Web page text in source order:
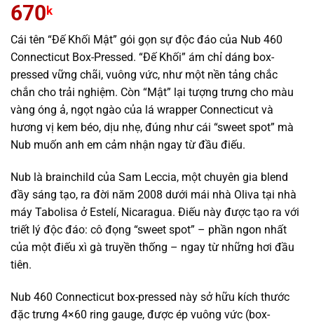
670 k
Cái tên “Đế Khối Mật” gói gọn sự độc đáo của Nub 460
Connecticut Box-Pressed. “Đế Khối” ám chỉ dáng box-
pressed vững chãi, vuông vức, như một nền tảng chắc
chắn cho trải nghiệm. Còn “Mật” lại tượng trưng cho màu
vàng óng ả, ngọt ngào của lá wrapper Connecticut và
hương vị kem béo, dịu nhẹ, đúng như cái “sweet spot” mà
Nub muốn anh em cảm nhận ngay từ đầu điếu.
Nub là brainchild của Sam Leccia, một chuyên gia blend
đầy sáng tạo, ra đời năm 2008 dưới mái nhà Oliva tại nhà
máy Tabolisa ở Estelí, Nicaragua. Điếu này được tạo ra với
triết lý độc đáo: cô đọng “sweet spot” – phần ngon nhất
của một điếu xì gà truyền thống – ngay từ những hơi đầu
tiên.
Nub 460 Connecticut box-pressed này sở hữu kích thước
đặc trưng 4×60 ring gauge, được ép vuông vức (box-